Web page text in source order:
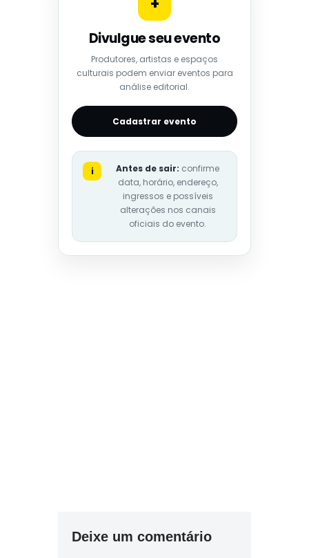
Divulgue seu evento
Produtores, artistas e espaços
culturais podem enviar eventos para
análise editorial.
Cadastrar evento
i Antes de sair: confirme
data, horário, endereço,
ingressos e possíveis
alterações nos canais
oficiais do evento.
Deixe um comentário